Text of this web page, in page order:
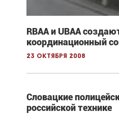
RBAA и UBAA
координационный
23 октября 2008
Словацкие
российской технике